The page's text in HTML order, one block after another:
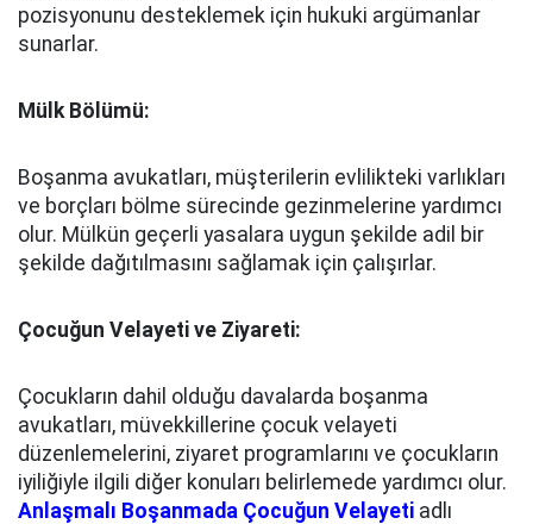
pozisyonunu desteklemek için hukuki argümanlar
sunarlar.
Mülk Bölümü:
Boşanma avukatları, müşterilerin evlilikteki varlıkları
ve borçları bölme sürecinde gezinmelerine yardımcı
olur. Mülkün geçerli yasalara uygun şekilde adil bir
şekilde dağıtılmasını sağlamak için çalışırlar.
Çocuğun Velayeti ve Ziyareti:
Çocukların dahil olduğu davalarda boşanma
avukatları, müvekkillerine çocuk velayeti
düzenlemelerini, ziyaret programlarını ve çocukların
iyiliğiyle ilgili diğer konuları belirlemede yardımcı olur.
Anlaşmalı Boşanmada Çocuğun Velayeti adlı